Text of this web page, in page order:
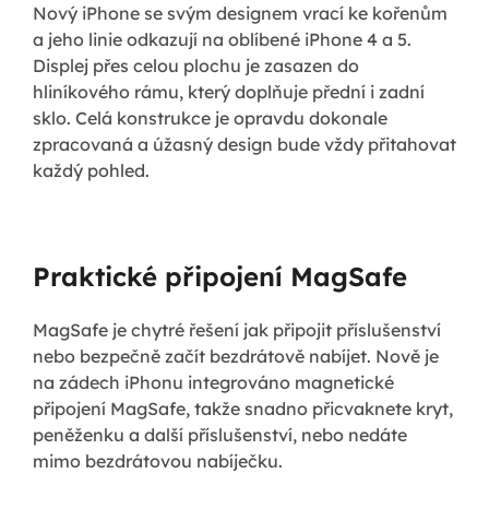
Nový iPhone se svým designem vrací ke kořenům
a jeho linie odkazují na oblíbené iPhone 4 a 5.
Displej přes celou plochu je zasazen do
hliníkového rámu, který doplňuje přední i zadní
sklo. Celá konstrukce je opravdu dokonale
zpracovaná a úžasný design bude vždy přitahovat
každý pohled.
Praktické připojení MagSafe
MagSafe je chytré řešení jak připojit příslušenství
nebo bezpečně začít bezdrátově nabíjet. Nově je
na zádech iPhonu integrováno magnetické
připojení MagSafe, takže snadno přicvaknete kryt,
peněženku a další příslušenství, nebo nedáte
mimo bezdrátovou nabíječku.